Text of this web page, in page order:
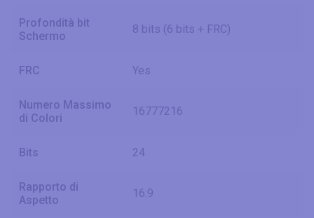
Profondità bit
Schermo
8 bits (6 bits + FRC)
FRC Yes
Numero Massimo
di Colori
16777216
Bits 24
Rapporto di
Aspetto
16:9